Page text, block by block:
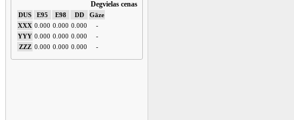
Degvielas cenas
DUS E95 E98 DD
Gāze
XXX 0.000 0.000 0.000
-
YYY 0.000 0.000 0.000
-
ZZZ 0.000 0.000 0.000 -